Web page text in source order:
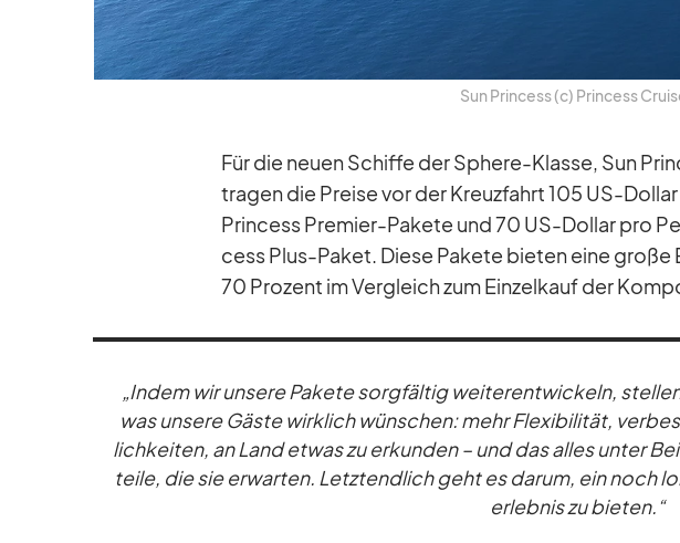
Sun Prin­cess (c) Prin­cess
Für die neuen Schiffe der Sphere-Klasse, Sun
tra­gen die Preise vor der Kreuz­fahrt 105 US-
Prin­cess Pre­mier-Pa­kete und 70 US-Dol­lar pro
cess Plus-Pa­ket. Diese Pa­kete bie­ten eine große
70 Pro­zent im Ver­gleich zum Ein­zel­kauf der
„In­dem wir un­sere Pa­kete sorg­fäl­tig wei­ter­ent­wi­ckeln,
was un­sere Gäste wirk­lich wün­schen: mehr Fle­xi­bi­li­tät,
lich­kei­ten, an Land et­was zu er­kun­den – und das al­les un­ter
teile, die sie er­war­ten. Letzt­end­lich geht es darum, ein noch
er­leb­nis zu bie­ten.“